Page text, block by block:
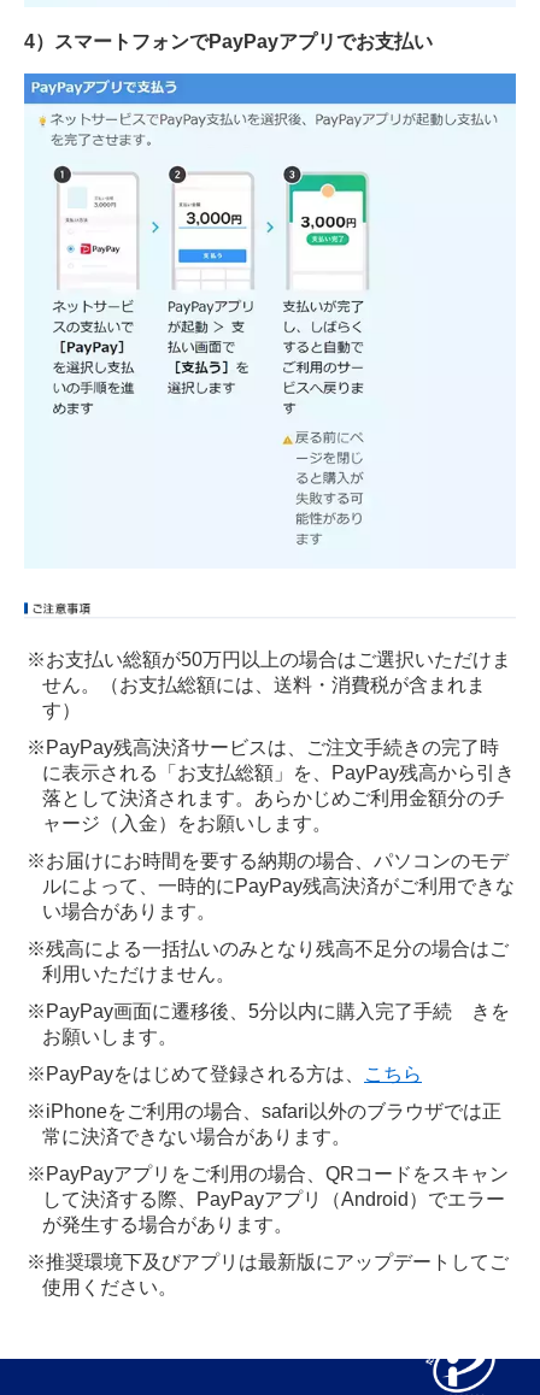
4）スマートフォンでPayPayアプリでお支払い
※お支払い総額が50万円以上の場合はご選択いただけま
せん。（お支払総額には、送料・消費税が含まれま
す）
※PayPay残高決済サービスは、ご注文手続きの完了時
に表示される「お支払総額」を、PayPay残高から引き
落として決済されます。あらかじめご利用金額分のチ
ャージ（入金）をお願いします。
※お届けにお時間を要する納期の場合、パソコンのモデ
ルによって、一時的にPayPay残高決済がご利用できな
い場合があります。
※残高による一括払いのみとなり残高不足分の場合はご
利用いただけません。
※PayPay画面に遷移後、5分以内に購入完了手続 きを
お願いします。
※PayPayをはじめて登録される方は、
こちら
※iPhoneをご利用の場合、safari以外のブラウザでは正
常に決済できない場合があります。
※PayPayアプリをご利用の場合、QRコードをスキャン
して決済する際、PayPayアプリ（Android）でエラー
が発生する場合があります。
※推奨環境下及びアプリは最新版にアップデートしてご
使用ください。